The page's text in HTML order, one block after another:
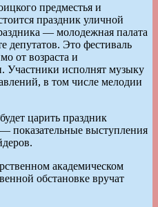
предместья и
праздник уличной
— молодежная палата
депутатов. Это фестиваль
от возраста и
Участники исполнят музыку
в том числе мелодии
царить праздник
показательные выступления
академическом
обстановке вручат